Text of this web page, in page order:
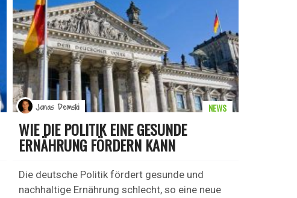
WIE DIE POLITIK EINE GESUNDE
ERNÄHRUNG FÖRDERN KANN
Die deutsche Politik fördert gesunde und
nachhaltige Ernährung schlecht, so eine neue
NEWS
Jonas Demski